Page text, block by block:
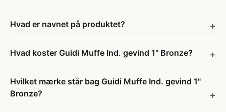
Hvad er navnet på produktet?
Hvad koster Guidi Muffe Ind. gevind 1" Bronze?
Hvilket mærke står bag Guidi Muffe Ind. gevind 1"
Bronze?